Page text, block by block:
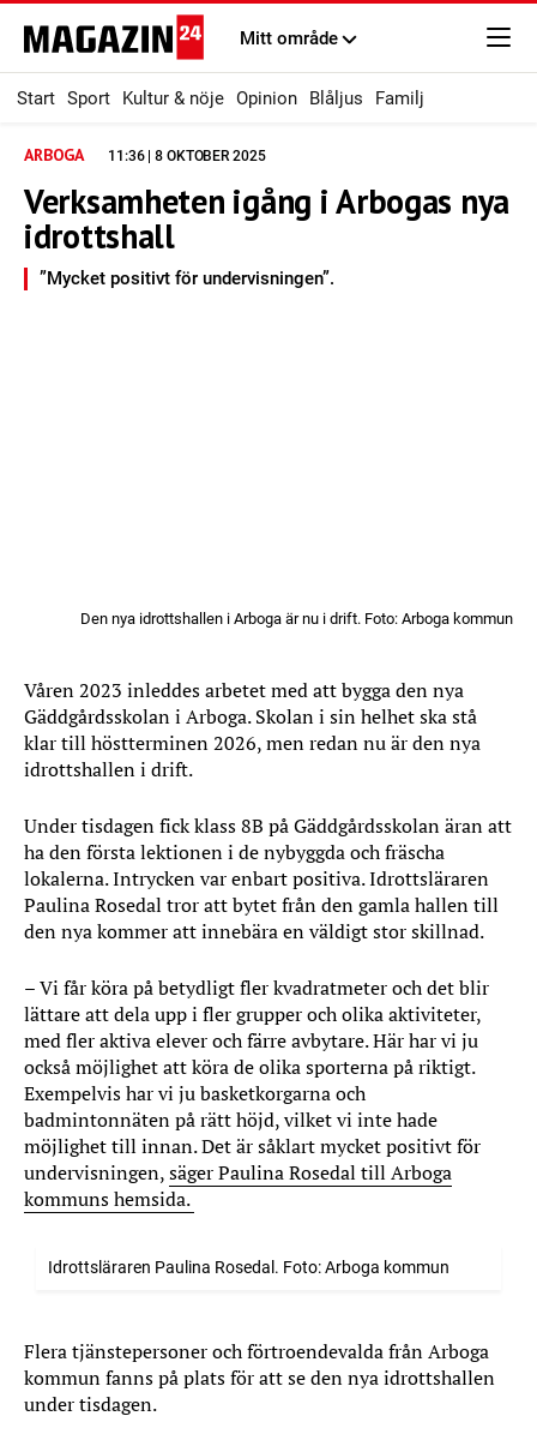
Mitt område
Start Sport Kultur & nöje Opinion Blåljus Familj
ARBOGA 11:36 | 8 OKTOBER 2025
Verksamheten igång i Arbogas nya
idrottshall
”Mycket positivt för undervisningen”.
Den nya idrottshallen i Arboga är nu i drift. Foto: Arboga kommun
Våren 2023 inleddes arbetet med att bygga den nya
Gäddgårdsskolan i Arboga. Skolan i sin helhet ska stå
klar till höstterminen 2026, men redan nu är den nya
idrottshallen i drift.
Under tisdagen fick klass 8B på Gäddgårdsskolan äran att
ha den första lektionen i de nybyggda och fräscha
lokalerna. Intrycken var enbart positiva. Idrottsläraren
Paulina Rosedal tror att bytet från den gamla hallen till
den nya kommer att innebära en väldigt stor skillnad.
– Vi får köra på betydligt fler kvadratmeter och det blir
lättare att dela upp i fler grupper och olika aktiviteter,
med fler aktiva elever och färre avbytare. Här har vi ju
också möjlighet att köra de olika sporterna på riktigt.
Exempelvis har vi ju basketkorgarna och
badmintonnäten på rätt höjd, vilket vi inte hade
möjlighet till innan. Det är såklart mycket positivt för
undervisningen,säger Paulina Rosedal till Arboga
kommuns hemsida.
Idrottsläraren Paulina Rosedal. Foto: Arboga kommun
Flera tjänstepersoner och förtroendevalda från Arboga
kommun fanns på plats för att se den nya idrottshallen
under tisdagen.